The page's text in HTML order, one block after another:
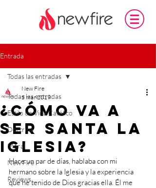
Entrada
Todas las entradas
Estilo de Vida Católico
Doctrina
Moral
New Fire
Reviews
Todas las entradas
¿Cómo va a
ser Santa la
Iglesia?
New Fire
5 mar 2019
Hace un par de días, hablaba con mi
hermano sobre la Iglesia y la experiencia
que he tenido de Dios gracias ella. Él me